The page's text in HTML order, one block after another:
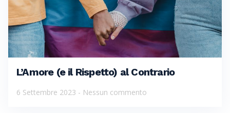
L’Amore (e il Rispetto) al Contrario
6 Settembre 2023 Nessun commento